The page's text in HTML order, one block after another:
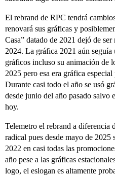
El rebrand de RPC tendrá
renovará sus gráficas y
Casa” datado de 2021 dejó de
2024. La gráfica 2021 aún seguía
gráficos incluso su animación de
2025 pero esa era gráfica
Durante casi todo el año se usó
desde junio del año pasado salvo
hoy.
Telemetro el rebrand a diferencia
radical pues desde mayo de 2025
2022 en casi todas las
año pese a las gráficas
logo, el eslogan es altamente